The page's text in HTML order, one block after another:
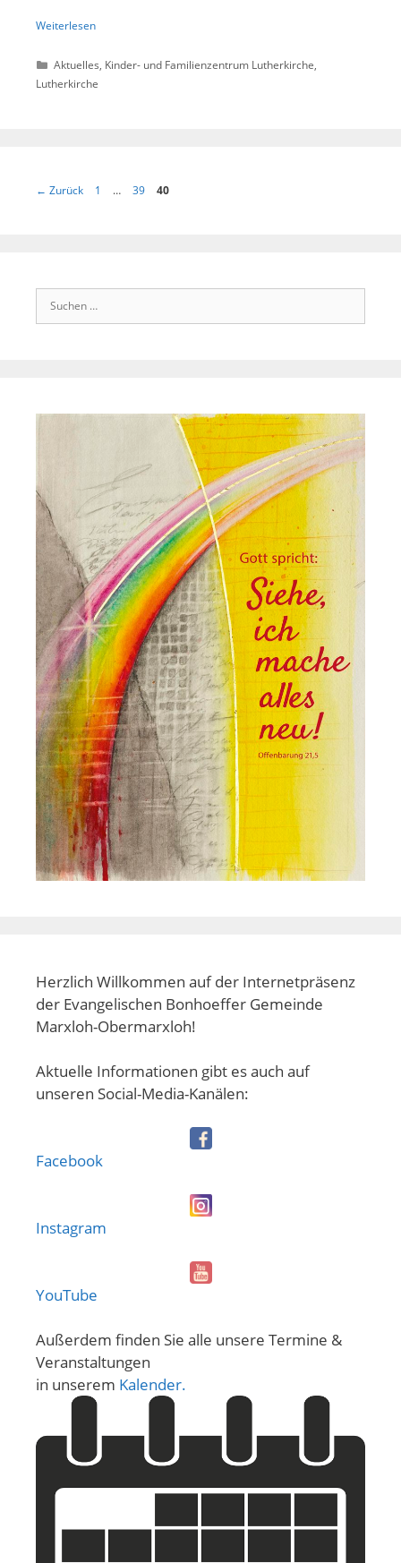
Weiterlesen
Kategorien
Aktuelles, Kinder- und Familienzentrum Lutherkirche,
Lutherkirche
← Zurück Seite
1 … Seite
39 Seite
40
Suchen
nach:
Herzlich Willkommen auf der Internetpräsenz
der Evangelischen Bonhoeffer Gemeinde
Marxloh-Obermarxloh!
Aktuelle Informationen gibt es auch auf
unseren Social-Media-Kanälen:
Facebook
Instagram
YouTube
Außerdem finden Sie alle unsere Termine &
Veranstaltungen
in unserem Kalender.